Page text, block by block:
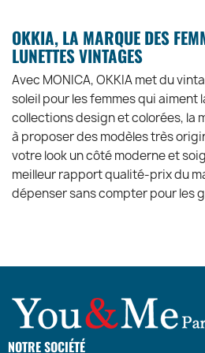
OKKIA, LA MARQUE DES
LUNETTES VINTAGES
Avec MONICA, OKKIA met du
soleil pour les femmes qui aiment
collections design et colorées, la
à proposer des modèles très
votre look un côté moderne et
meilleur rapport qualité-prix du
dépenser sans compter pour les
NOTRE SOCIÉTÉ